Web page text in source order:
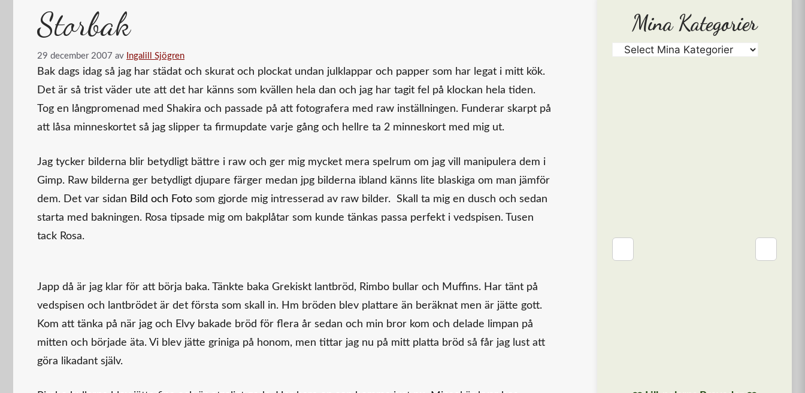
Storbak
29 december 2007 av Ingalill Sjögren
Bak dags idag så jag har städat och skurat och plockat undan julklappar och papper som har legat i mitt kök.
Det är så trist väder ute att det har känns som kvällen hela dan och jag har tagit fel på klockan hela tiden.
Tog en långpromenad med Shakira och passade på att fotografera med raw inställningen. Funderar skarpt på
att låsa minneskortet så jag slipper ta firmupdate varje gång och hellre ta 2 minneskort med mig ut.
Jag tycker bilderna blir betydligt bättre i raw och ger mig mycket mera spelrum om jag vill manipulera dem i
Gimp. Raw bilderna ger betydligt djupare färger medan jpg bilderna ibland känns lite blaskiga om man jämför
dem. Det var sidan Bild och Foto som gjorde mig intresserad av raw bilder. Skall ta mig en dusch och sedan
starta med bakningen. Rosa tipsade mig om bakplåtar som kunde tänkas passa perfekt i vedspisen. Tusen
tack Rosa.
Japp då är jag klar för att börja baka. Tänkte baka Grekiskt lantbröd, Rimbo bullar och Muffins. Har tänt på
vedspisen och lantbrödet är det första som skall in. Hm bröden blev plattare än beräknat men är jätte gott.
Kom att tänka på när jag och Elvy bakade bröd för flera år sedan och min bror kom och delade limpan på
mitten och började äta. Vi blev jätte griniga på honom, men tittar jag nu på mitt platta bröd så får jag lust att
göra likadant själv.
Mina Kategorier